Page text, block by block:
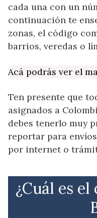
cada una con un
continuación te
zonas, el código
barrios, veredas o
Acá podrás ver el
Ten presente que
asignados a
debes tenerlo muy
reportar para
por internet o
¿Cuál es